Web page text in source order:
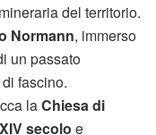
del territorio.
Normann, immerso
un passato
fascino.
laChiesa di
XIV secolo e